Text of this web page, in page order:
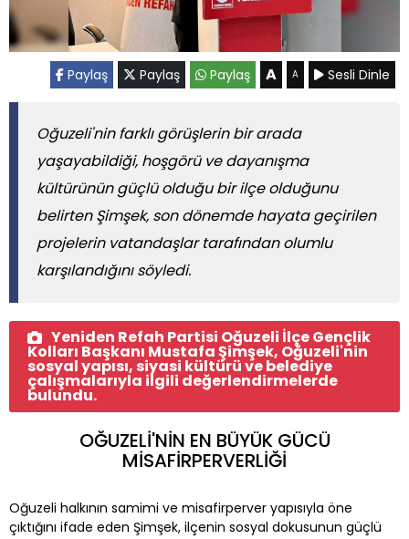
Paylaş Paylaş Paylaş A A Sesli Dinle
Oğuzeli'nin farklı görüşlerin bir arada
yaşayabildiği, hoşgörü ve dayanışma
kültürünün güçlü olduğu bir ilçe olduğunu
belirten Şimşek, son dönemde hayata geçirilen
projelerin vatandaşlar tarafından olumlu
karşılandığını söyledi.
Yeniden Refah Partisi Oğuzeli İlçe Gençlik
Kolları Başkanı Mustafa Şimşek, Oğuzeli'nin
sosyal yapısı, siyasi kültürü ve belediye
çalışmalarıyla ilgili değerlendirmelerde
bulundu.
OĞUZELİ'NİN EN BÜYÜK GÜCÜ
MİSAFİRPERVERLİĞİ
Oğuzeli halkının samimi ve misafirperver yapısıyla öne
çıktığını ifade eden Şimşek, ilçenin sosyal dokusunun güçlü